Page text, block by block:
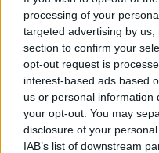
processing of your
targeted advertising by
section to confirm your
opt-out request is
interest-based ads based
us or personal information
your opt-out. You may
disclosure of your
IAB’s list of downstream
Hetkellisesti Bostonissa
lämpimämpiä syyskuisia
syyskuussa lämpötila
toisaalta samassa
poikkeuksellisen
Entä muut
Bostonissa on